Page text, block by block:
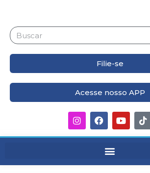
Filie-se
Acesse nosso APP